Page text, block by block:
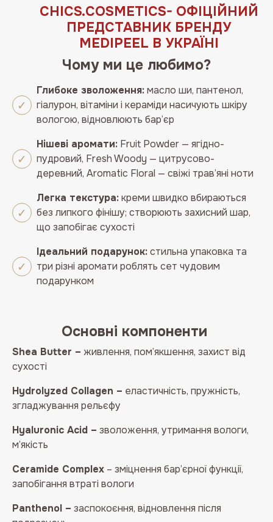
CHICS.COSMETICS- ОФІЦІЙНИЙ
ПРЕДСТАВНИК БРЕНДУ
MEDIPEEL В УКРАЇНІ
Чому ми це любимо?
Глибоке зволоження:масло ши, пантенол,
гіалурон, вітаміни і кераміди насичують шкіру
вологою, відновлюють бар’єр
Нішеві аромати: Fruit Powder — ягідно-
пудровий, Fresh Woody — цитрусово-
деревний, Aromatic Floral — свіжі трав’яні ноти
Легка текстура:креми швидко вбираються
без липкого фінішу; створюють захисний шар,
що запобігає сухості
Ідеальний подарунок:стильна упаковка та
три різні аромати роблять сет чудовим
подарунком
Основні компоненти
Shea Butter – живлення, пом’якшення, захист від
сухості
Hydrolyzed Collagen – еластичність, пружність,
згладжування рельєфу
Hyaluronic Acid – зволоження, утримання вологи,
м’якість
Ceramide Complex – зміцнення бар’єрної функції,
запобігання втраті вологи
Panthenol – заспокоєння, відновлення після